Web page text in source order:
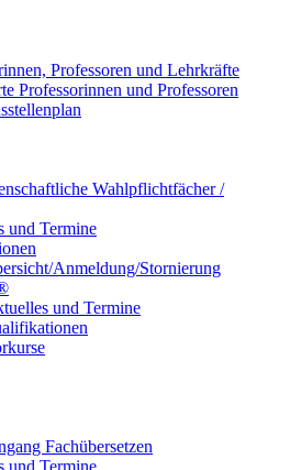
Professoren und Lehrkräfte
Professorinnen und Professoren
Wahlpflichtfächer /
und Termine
Anmeldung/Stornierung
und Termine
Fachübersetzen
und Termine